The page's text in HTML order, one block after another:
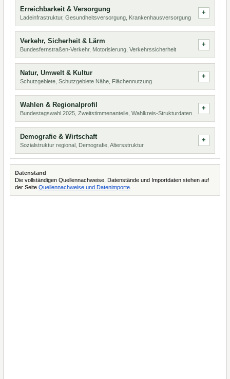
Erreichbarkeit & Versorgung
Ladeinfrastruktur, Gesundheitsversorgung, Krankenhausversorgung
Verkehr, Sicherheit & Lärm
Bundesfernstraßen-Verkehr, Motorisierung, Verkehrssicherheit
Natur, Umwelt & Kultur
Schutzgebiete, Schutzgebiete Nähe, Flächennutzung
Wahlen & Regionalprofil
Bundestagswahl 2025, Zweitstimmenanteile, Wahlkreis-Strukturdaten
Demografie & Wirtschaft
Sozialstruktur regional, Demografie, Altersstruktur
Datenstand
Die vollständigen Quellennachweise, Datenstände und Importdaten stehen auf
der Seite Quellennachweise und Datenimporte